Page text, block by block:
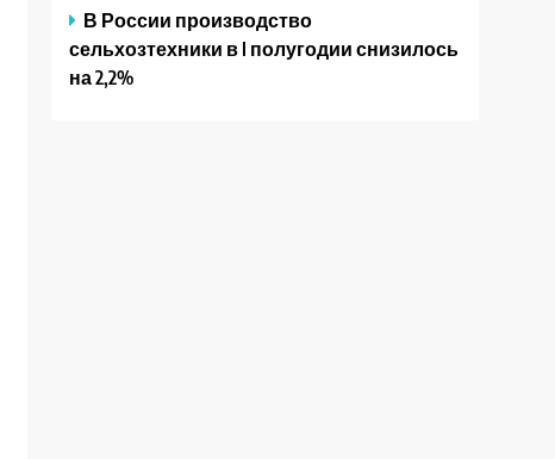
В России производство
сельхозтехники в I полугодии снизилось
на 2,2%